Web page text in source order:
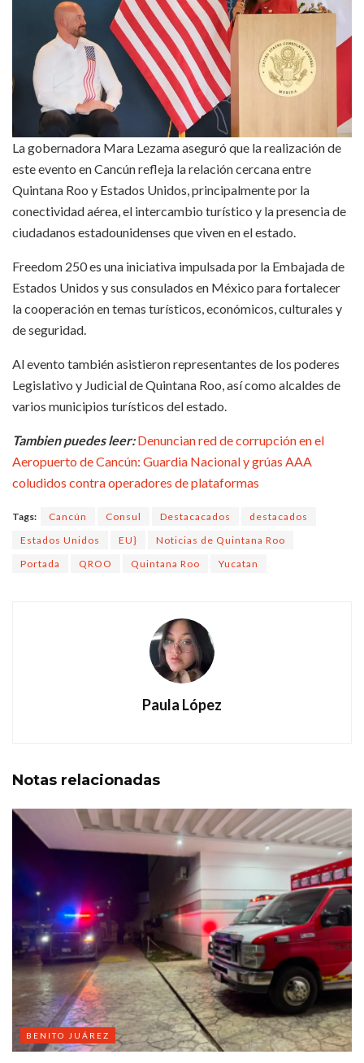
La gobernadora Mara Lezama aseguró que la realización de
este evento en Cancún refleja la relación cercana entre
Quintana Roo y Estados Unidos, principalmente por la
conectividad aérea, el intercambio turístico y la presencia de
ciudadanos estadounidenses que viven en el estado.
Freedom 250 es una iniciativa impulsada por la Embajada de
Estados Unidos y sus consulados en México para fortalecer
la cooperación en temas turísticos, económicos, culturales y
de seguridad.
Al evento también asistieron representantes de los poderes
Legislativo y Judicial de Quintana Roo, así como alcaldes de
varios municipios turísticos del estado.
Tambien puedes leer:Denuncian red de corrupción en el
Aeropuerto de Cancún: Guardia Nacional y grúas AAA
coludidos contra operadores de plataformas
Tags: Cancún Consul Destacacados
destacados
Estados Unidos
EU}
Noticias de Quintana Roo
Portada
QROO Quintana Roo Yucatan
Paula López
Notas relacionadas
BENITO JUÁREZ